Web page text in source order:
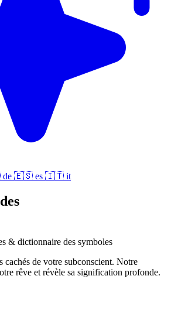
de 🇪🇸 es 🇮🇹 it
& dictionnaire des symboles
cachés de votre subconscient. Notre
rêve et révèle sa signification profonde.